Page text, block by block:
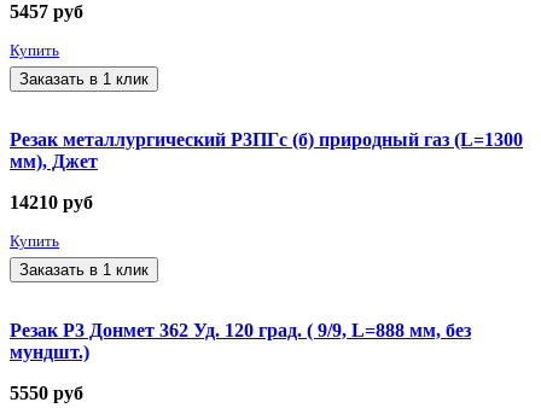
5457 руб
Купить
Заказать в 1 клик
Резак металлургический Р3ПГс (б) природный газ (L=1300
мм), Джет
14210 руб
Купить
Заказать в 1 клик
Резак Р3 Донмет 362 Уд. 120 град. ( 9/9, L=888 мм, без
мундшт.)
5550 руб